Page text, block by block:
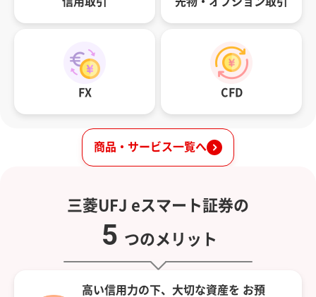
三菱UFJ eスマート証券の
5 つのメリット
高い信用力の下、大切な資産を お預
FX CFD
商品・サービス一覧へ